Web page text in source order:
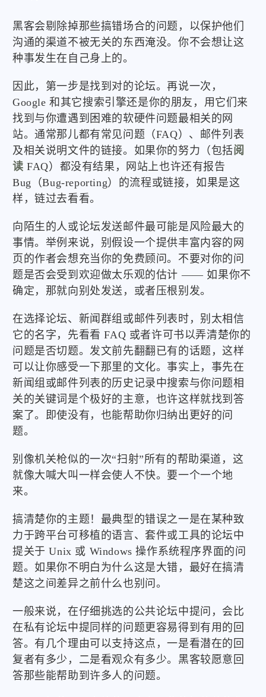
黑客会剔除掉那些搞错场合的问题，以保护他们
沟通的渠道不被无关的东西淹没。你不会想让这
种事发生在自己身上的。
因此，第一步是找到对的论坛。再说一次，
Google 和其它搜索引擎还是你的朋友，用它们来
找到与你遭遇到困难的软硬件问题最相关的网
站。通常那儿都有常见问题（FAQ）、邮件列表
及相关说明文件的链接。如果你的努力（包括阅
读 FAQ）都没有结果，网站上也许还有报告
Bug（Bug-reporting）的流程或链接，如果是这
样，链过去看看。
向陌生的人或论坛发送邮件最可能是风险最大的
事情。举例来说，别假设一个提供丰富内容的网
页的作者会想充当你的免费顾问。不要对你的问
题是否会受到欢迎做太乐观的估计 —— 如果你不
确定，那就向别处发送，或者压根别发。
在选择论坛、新闻群组或邮件列表时，别太相信
它的名字，先看看 FAQ 或者许可书以弄清楚你的
问题是否切题。发文前先翻翻已有的话题，这样
可以让你感受一下那里的文化。事实上，事先在
新闻组或邮件列表的历史记录中搜索与你问题相
关的关键词是个极好的主意，也许这样就找到答
案了。即使没有，也能帮助你归纳出更好的问
题。
别像机关枪似的一次“扫射”所有的帮助渠道，这
就像大喊大叫一样会使人不快。要一个一个地
来。
搞清楚你的主题！最典型的错误之一是在某种致
力于跨平台可移植的语言、套件或工具的论坛中
提关于 Unix 或 Windows 操作系统程序界面的问
题。如果你不明白为什么这是大错，最好在搞清
楚这之间差异之前什么也别问。
一般来说，在仔细挑选的公共论坛中提问，会比
在私有论坛中提同样的问题更容易得到有用的回
答。有几个理由可以支持这点，一是看潜在的回
复者有多少，二是看观众有多少。黑客较愿意回
答那些能帮助到许多人的问题。